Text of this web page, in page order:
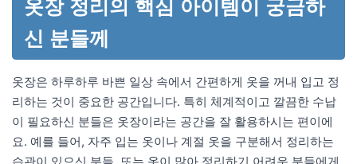
옷장 정리의 핵심 아이템이 궁금하
신 분들께
옷장은 하루하루 바쁜 일상 속에서 간편하게 옷을 꺼내 입고 정
리하는 것이 중요한 공간입니다. 특히 체계적이고 깔끔한 수납
이 필요하신 분들은 옷장이라는 공간을 잘 활용하시는 편이에
요. 예를 들어, 자주 입는 옷이나 계절 옷을 구분해서 정리하는